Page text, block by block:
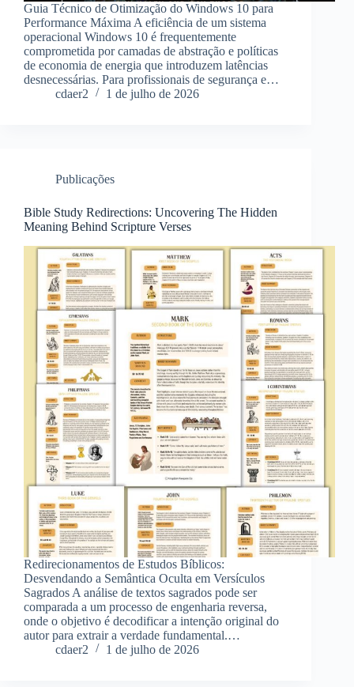
Guia Técnico de Otimização do Windows 10 para
Performance Máxima A eficiência de um sistema
operacional Windows 10 é frequentemente
comprometida por camadas de abstração e políticas
de economia de energia que introduzem latências
desnecessárias. Para profissionais de segurança e…
cdaer2
1 de julho de 2026
Publicações
Bible Study Redirections: Uncovering The Hidden
Meaning Behind Scripture Verses
Redirecionamentos de Estudos Bíblicos:
Desvendando a Semântica Oculta em Versículos
Sagrados A análise de textos sagrados pode ser
comparada a um processo de engenharia reversa,
onde o objetivo é decodificar a intenção original do
autor para extrair a verdade fundamental.…
cdaer2
1 de julho de 2026